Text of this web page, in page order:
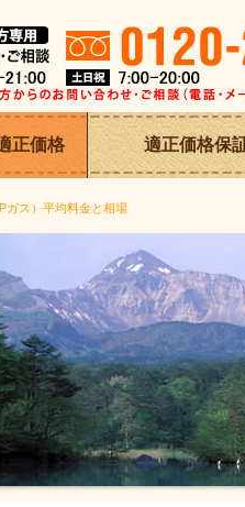
正価格 適正価格保
ガス）平均料金と相場